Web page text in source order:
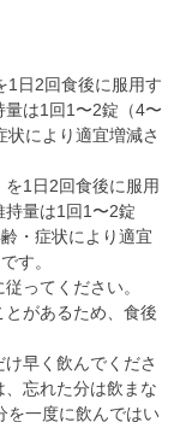
1日2回食後に服用す
量は1回1〜2錠（4〜
により適宜増減さ
を1日2回食後に服用
量は1回1〜2錠
・症状により適宜
す。
ってください。
があるため、食後
早く飲んでくださ
忘れた分は飲まな
を一度に飲んではい